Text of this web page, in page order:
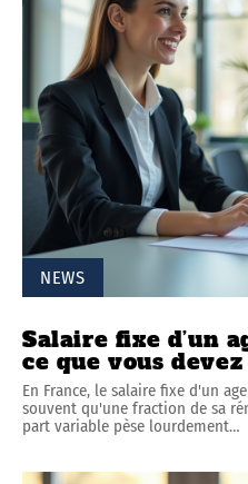
NEWS
Salaire fixe d’un
ce que vous
En France, le salaire fixe d'un
souvent qu'une fraction de sa
part variable pèse lourdement…